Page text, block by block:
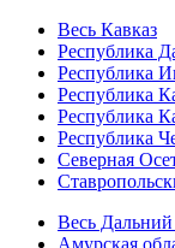
Весь Кавказ
Республика
Республика
Республика
Республика
Республика
Северная
Весь
Амурская